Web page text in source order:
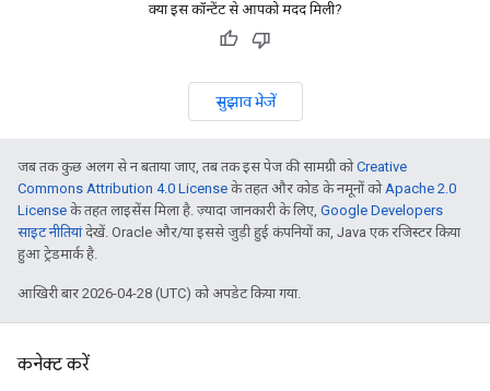
क्या इस कॉन्टेंट से आपको मदद मिली?
सुझाव भेजें
जब तक कुछ अलग से न बताया जाए, तब तक इस पेज की सामग्री कोCreative
Commons Attribution 4.0 License के तहत और कोड के नमूनों कोApache 2.0
License के तहत लाइसेंस मिला है. ज़्यादा जानकारी के लिए, Google Developers
साइट नीतियांदेखें. Oracle और/या इससे जुड़ी हुई कंपनियों का, Java एक रजिस्टर किया
हुआ ट्रेडमार्क है.
आखिरी बार 2026-04-28 (UTC) को अपडेट किया गया.
कनेक्ट करें